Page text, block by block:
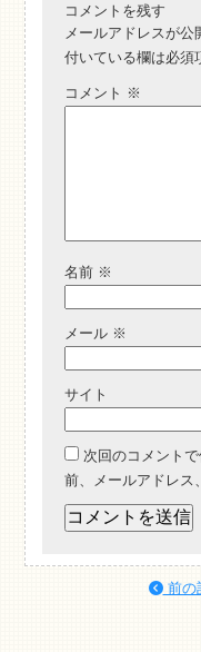
コメントを残す
メールアドレスが公
付いている欄は必須
コメント ※
名前 ※
メール ※
サイト
次回のコメント
前、メールアドレス
前の